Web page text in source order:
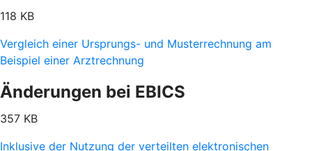
118 KB
Vergleich einer Ursprungs- und Musterrechnung am
Beispiel einer Arztrechnung
Änderungen bei EBICS
357 KB
Inklusive der Nutzung der verteilten elektronischen